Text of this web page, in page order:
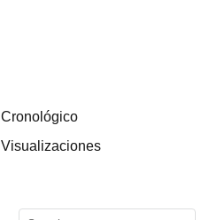
Cronológico
Visualizaciones